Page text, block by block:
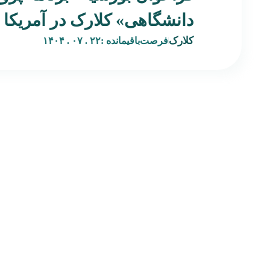
دانشگاهی» کلارک در آمریکا
کلارکفرصت‌باقیمانده :۲۲ . ۰۷ . ۱۴۰۴